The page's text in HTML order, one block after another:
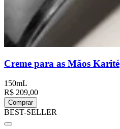
Creme para as Mãos Karité
150mL
R$ 209,00
Comprar
BEST-SELLER